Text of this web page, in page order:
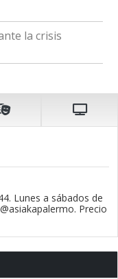
la crisis
Lunes a sábados de
Precio